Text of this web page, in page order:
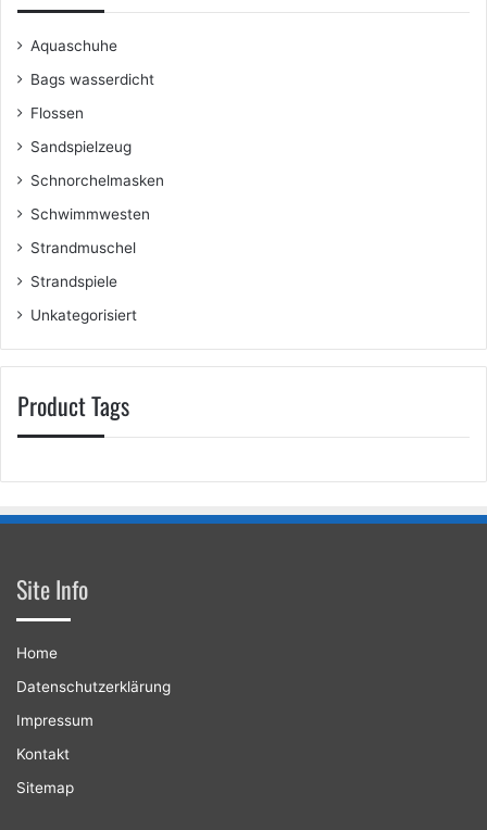
Aquaschuhe
Bags wasserdicht
Flossen
Sandspielzeug
Schnorchelmasken
Schwimmwesten
Strandmuschel
Strandspiele
Unkategorisiert
Product Tags
Site Info
Home
Datenschutzerklärung
Impressum
Kontakt
Sitemap